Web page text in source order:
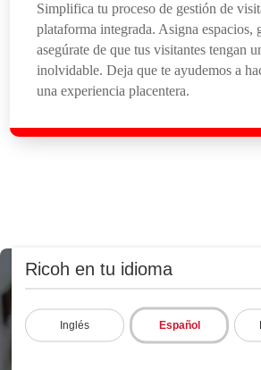
Ricoh en tu idioma
Inglés Español
Simplifica tu proceso de gestión de
plataforma integrada. Asigna espacios,
asegúrate de que tus visitantes tengan
inolvidable. Deja que te ayudemos a
una experiencia placentera.
jornada sin
todos los puntos de